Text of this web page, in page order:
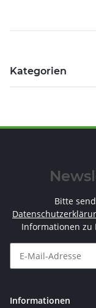
Kategorien
Bitte
Informationen zu
Informationen